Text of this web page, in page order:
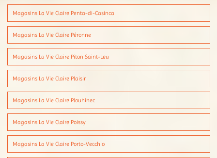
Magasins La Vie Claire Penta-di-Casinca
Magasins La Vie Claire Péronne
Magasins La Vie Claire Piton Saint-Leu
Magasins La Vie Claire Plaisir
Magasins La Vie Claire Plouhinec
Magasins La Vie Claire Poissy
Magasins La Vie Claire Porto-Vecchio